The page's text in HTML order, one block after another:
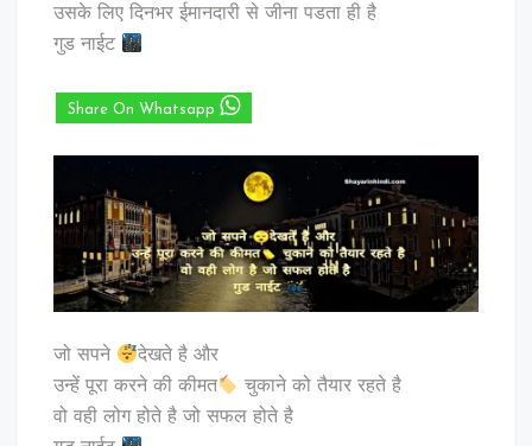
उसके लिए दिनभर ईमानदारी से जीना पडता ही है
गुड नाईट
Share On Whatsapp
जो सपने
देखते है और
उन्हें पूरा करने की कीमत
चुकाने को तैयार रहते है
वो वही लोग होते है जो सफल होते है